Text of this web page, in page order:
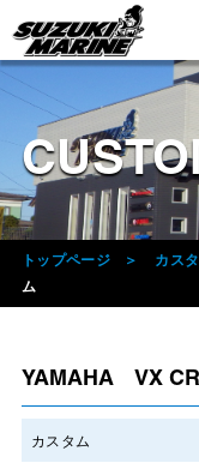
トップページ カス
ム
YAMAHA VX
カスタム